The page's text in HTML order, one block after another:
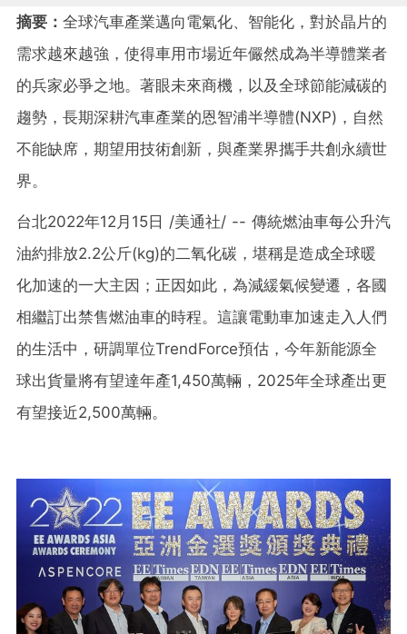
摘要： 全球汽車產業邁向電氣化、智能化，對於晶片的
需求越來越強，使得車用市場近年儼然成為半導體業者
的兵家必爭之地。著眼未來商機，以及全球節能減碳的
趨勢，長期深耕汽車產業的恩智浦半導體(NXP)，自然
不能缺席，期望用技術創新，與產業界攜手共創永續世
界。
台北2022年12月15日 /美通社/ -- 傳統燃油車每公升汽
油約排放2.2公斤(kg)的二氧化碳，堪稱是造成全球暖
化加速的一大主因；正因如此，為減緩氣候變遷，各國
相繼訂出禁售燃油車的時程。這讓電動車加速走入人們
的生活中，研調單位TrendForce預估，今年新能源全
球出貨量將有望達年產1,450萬輛，2025年全球產出更
有望接近2,500萬輛。